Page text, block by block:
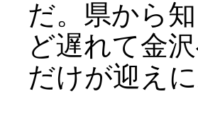
だ。県から
ど遅れて金
だけが迎え